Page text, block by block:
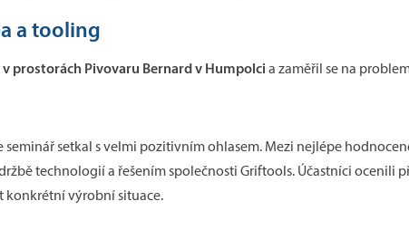
a tooling
v prostorách Pivovaru Bernard v Humpolci a zaměřil se na
seminář setkal s velmi pozitivním ohlasem. Mezi nejlépe
technologií a řešením společnosti Griftools. Účastníci ocenili
konkrétní výrobní situace.